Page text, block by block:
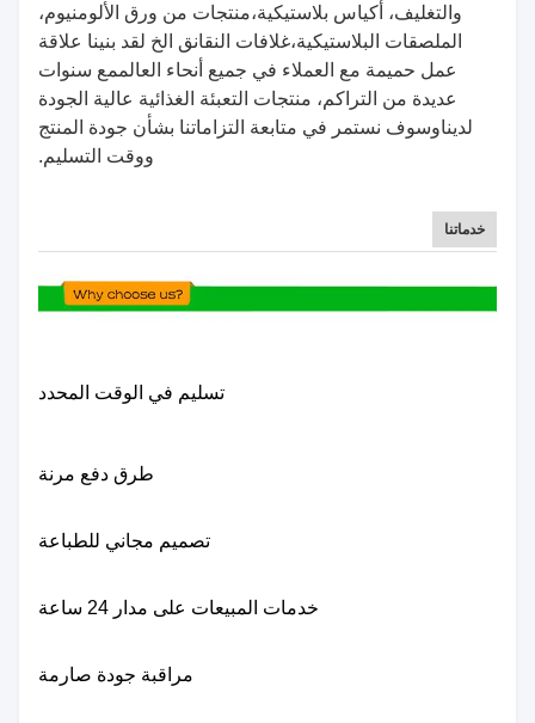
والتغليف، أكياس بلاستيكية،منتجات من ورق الألومنيوم،
الملصقات البلاستيكية،غلافات النقانق الخ لقد بنينا علاقة
عمل حميمة مع العملاء في جميع أنحاء العالممع سنوات
عديدة من التراكم، منتجات التعبئة الغذائية عالية الجودة
لديناوسوف نستمر في متابعة التزاماتنا بشأن جودة المنتج
ووقت التسليم.
خدماتنا
تسليم في الوقت المحدد
طرق دفع مرنة
تصميم مجاني للطباعة
خدمات المبيعات على مدار 24 ساعة
مراقبة جودة صارمة